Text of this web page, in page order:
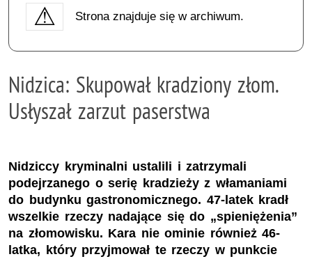
Strona znajduje się w archiwum.
Nidzica: Skupował kradziony złom.
Usłyszał zarzut paserstwa
Nidziccy kryminalni ustalili i zatrzymali
podejrzanego o serię kradzieży z włamaniami
do budynku gastronomicznego. 47-latek kradł
wszelkie rzeczy nadające się do „spieniężenia”
na złomowisku. Kara nie ominie również 46-
latka, który przyjmował te rzeczy w punkcie